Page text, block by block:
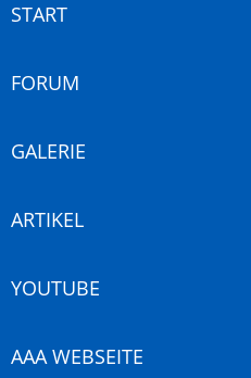
START
FORUM
GALERIE
ARTIKEL
YOUTUBE
AAA WEBSEITE